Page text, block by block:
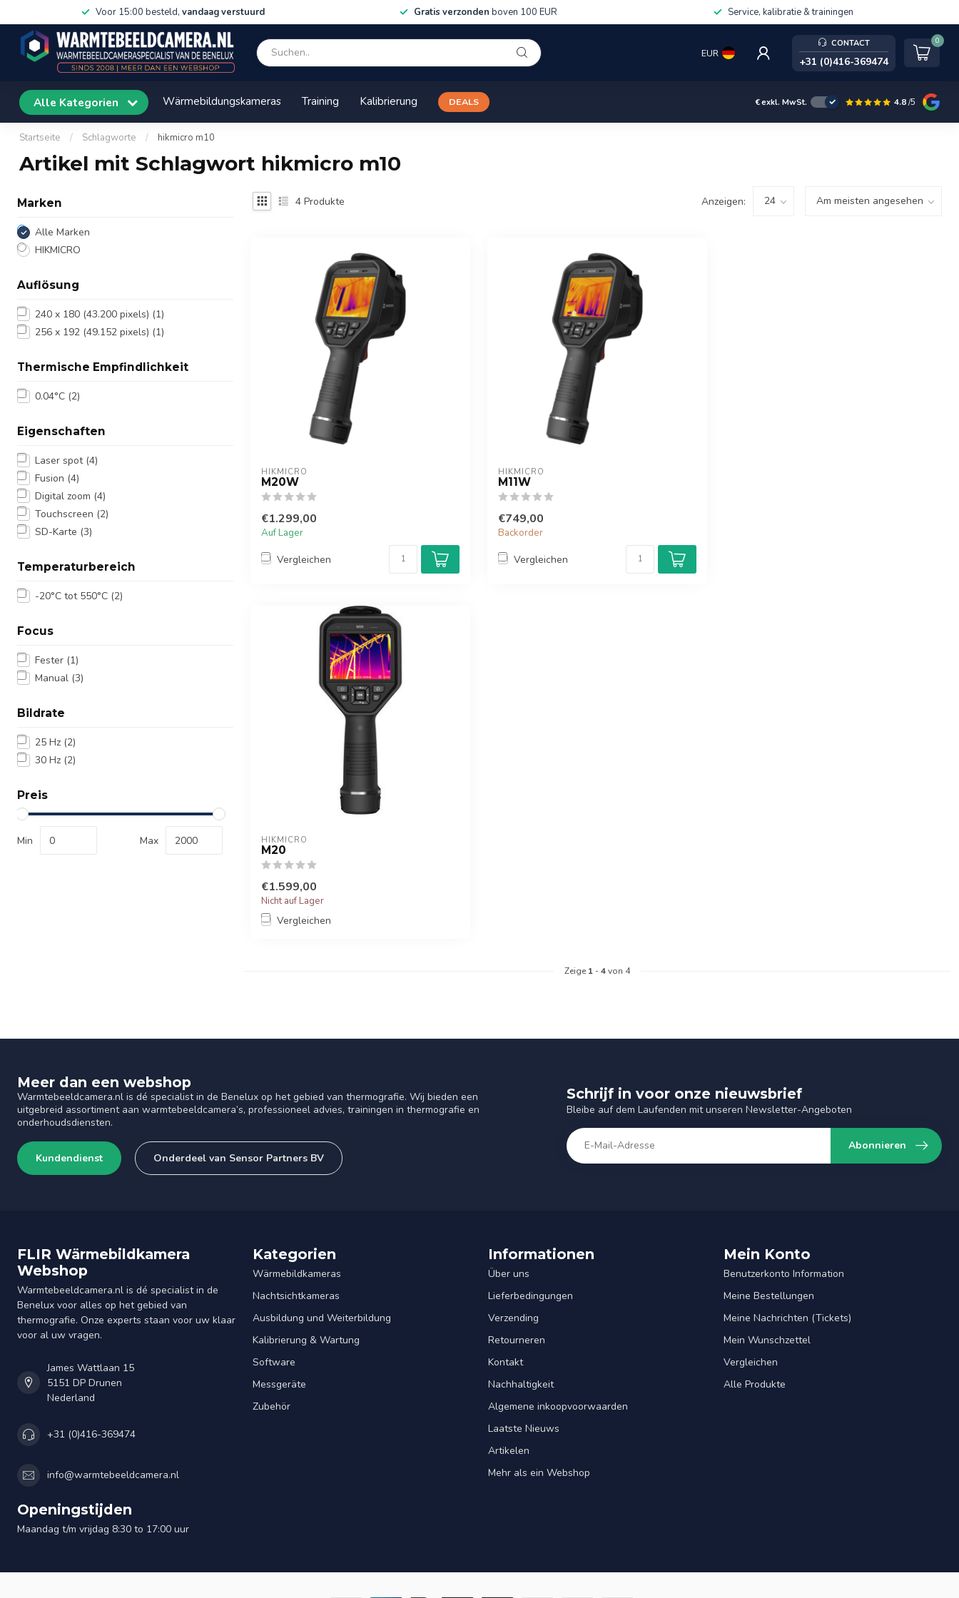
Voor 15:00 besteld, vandaag verstuurd Gratis verzonden boven 100 EUR Service, kalibratie & trainingen
EUR
CONTACT
+31 (0)416-369474
0
Alle Kategorien Wärmebildungskameras Training Kalibrierung DEALS €exkl. MwSt. 4.8/5
Startseite / Schlagworte / hikmicro m10
Artikel mit Schlagwort hikmicro m10
Marken
Alle Marken
HIKMICRO
Auflösung
240 x 180 (43.200 pixels) (1)
256 x 192 (49.152 pixels) (1)
Thermische Empfindlichkeit
0.04°C (2)
Eigenschaften
Laser spot (4)
Fusion (4)
Digital zoom (4)
Touchscreen (2)
SD-Karte (3)
Temperaturbereich
-20°C tot 550°C (2)
Focus
Fester (1)
Manual (3)
Bildrate
25 Hz (2)
30 Hz (2)
Preis
Min Max
4 Produkte Anzeigen:
HIKMICRO
M20W
€1.299,00
Auf Lager
Vergleichen
HIKMICRO
M11W
€749,00
Backorder
Vergleichen
HIKMICRO
M20
€1.599,00
Nicht auf Lager
Vergleichen
Zeige 1 -4von 4
Meer dan een webshop
Warmtebeeldcamera.nl is dé specialist in de Benelux op het gebied van thermografie. Wij bieden een
uitgebreid assortiment aan warmtebeeldcamera’s, professioneel advies, trainingen in thermografie en
onderhoudsdiensten.
Kundendienst Onderdeel van Sensor Partners BV
Schrijf in voor onze nieuwsbrief
Bleibe auf dem Laufenden mit unseren Newsletter-Angeboten
Abonnieren
FLIR Wärmebildkamera
Webshop
Warmtebeeldcamera.nl is dé specialist in de
Benelux voor alles op het gebied van
thermografie. Onze experts staan voor uw klaar
voor al uw vragen.
James Wattlaan 15
5151 DP Drunen
Nederland
+31 (0)416-369474
info@warmtebeeldcamera.nl
Openingstijden
Maandag t/m vrijdag 8:30 to 17:00 uur
Kategorien
Wärmebildkameras
Nachtsichtkameras
Ausbildung und Weiterbildung
Kalibrierung & Wartung
Software
Messgeräte
Zubehör
Informationen
Über uns
Lieferbedingungen
Verzending
Retourneren
Kontakt
Nachhaltigkeit
Algemene inkoopvoorwaarden
Laatste Nieuws
Artikelen
Mehr als ein Webshop
Mein Konto
Benutzerkonto Information
Meine Bestellungen
Meine Nachrichten (Tickets)
Mein Wunschzettel
Vergleichen
Alle Produkte